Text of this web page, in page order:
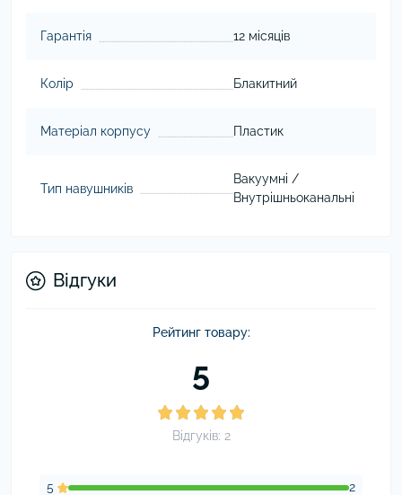
Гарантія 12 місяців
Колір Блакитний
Матеріал корпусу Пластик
Тип навушників
Вакуумні /
Внутрішньоканальні
Відгуки
Рейтинг товару:
5
Відгуків: 2
5 2